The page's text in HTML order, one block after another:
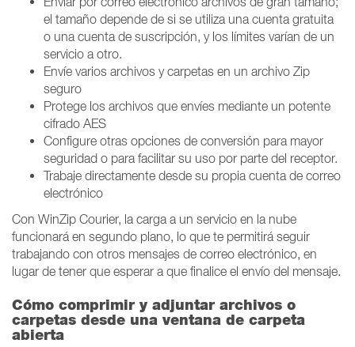
el tamaño depende de si se utiliza una cuenta gratuita
o una cuenta de suscripción, y los límites varían de un
servicio a otro.
Envíe varios archivos y carpetas en un archivo Zip
seguro
Protege los archivos que envíes mediante un potente
cifrado AES
Configure otras opciones de conversión para mayor
seguridad o para facilitar su uso por parte del receptor.
Trabaje directamente desde su propia cuenta de correo
electrónico
Con WinZip Courier, la carga a un servicio en la nube
funcionará en segundo plano, lo que te permitirá seguir
trabajando con otros mensajes de correo electrónico, en
lugar de tener que esperar a que finalice el envío del mensaje.
Cómo comprimir y adjuntar archivos o
carpetas desde una ventana de carpeta
abierta